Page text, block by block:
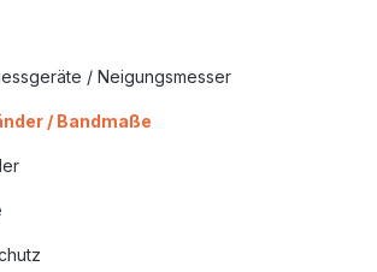
/ Neigungsmesser
/ Bandmaße